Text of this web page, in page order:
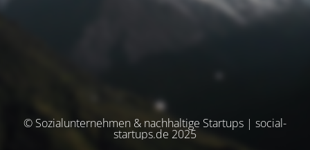
© Sozialunternehmen & nachhaltige Startups | social-
startups.de 2025